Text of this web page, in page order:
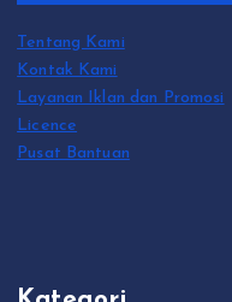
Tentang Kami
Kontak Kami
Layanan Iklan dan Promosi
Licence
Pusat Bantuan